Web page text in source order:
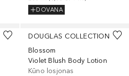
DOVANA
DOUGLAS COLLECTION
Blossom
Violet Blush Body Lotion
Kūno losjonas